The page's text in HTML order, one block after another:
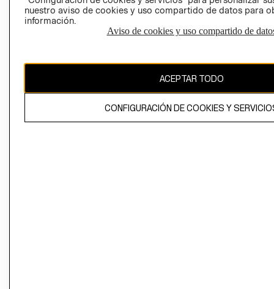
propiedad de H&M Hennes & Mauritz AB
nuestro aviso de cookies y uso compartido de datos para
información.
Aviso de cookies y uso compartido de
ACEPTAR TODO
CONFIGURACIÓN DE COOKIES Y